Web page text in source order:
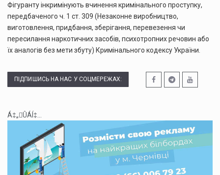
Фігуранту інкримінують вчинення кримінального проступку,
передбаченого ч. 1 ст. 309 (Незаконне виробництво,
виготовлення, придбання, зберігання, перевезення чи
пересилання наркотичних засобів, психотропних речовин або
їх аналогів без мети збуту) Кримінального кодексу України.
ПІДПИШИСЬ НА НАС У СОЦМЕРЕЖАХ:
Á‡„ÛÁÍ‡...